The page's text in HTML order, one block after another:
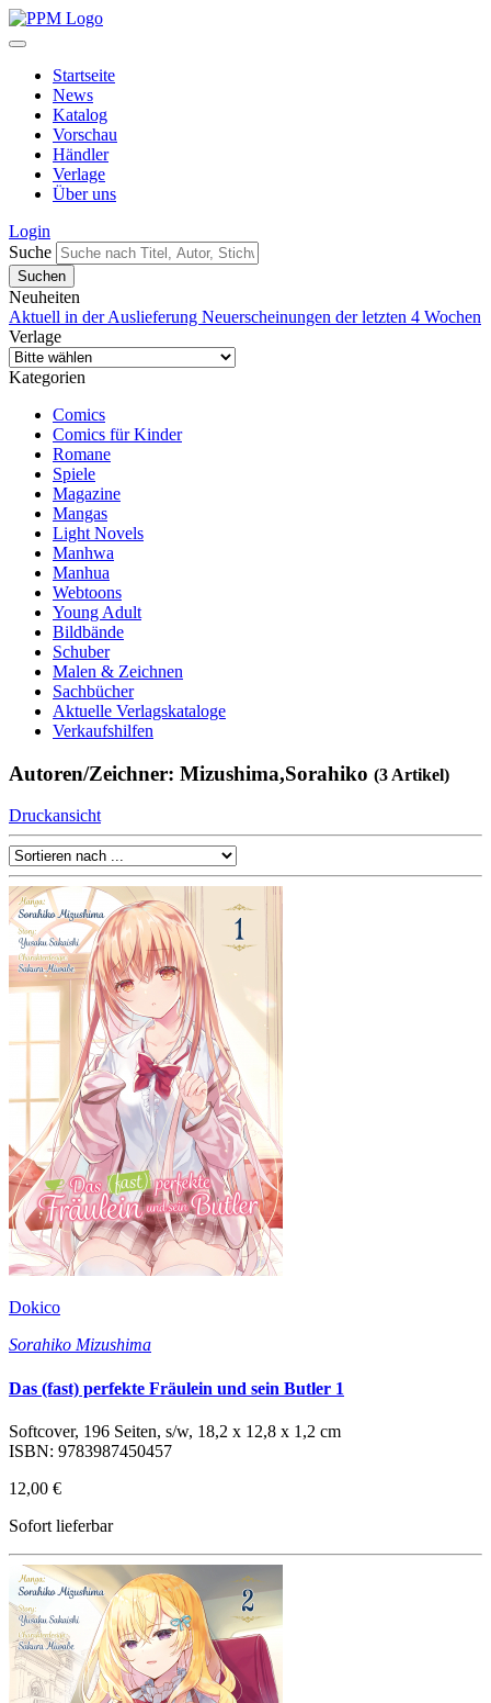
Startseite
News
Katalog
Vorschau
Händler
Verlage
Über uns
Login
Suche
Neuheiten
Aktuell in der Auslieferung Neuerscheinungen der letzten 4 Wochen
Verlage
Kategorien
Comics
Comics für Kinder
Romane
Spiele
Magazine
Mangas
Light Novels
Manhwa
Manhua
Webtoons
Young Adult
Bildbände
Schuber
Malen & Zeichnen
Sachbücher
Aktuelle Verlagskataloge
Verkaufshilfen
Autoren/Zeichner: Mizushima,Sorahiko (3 Artikel)
Druckansicht
Dokico
Sorahiko Mizushima
Das (fast) perfekte Fräulein und sein Butler 1
Softcover, 196 Seiten, s/w, 18,2 x 12,8 x 1,2 cm
ISBN: 9783987450457
12,00 €
Sofort lieferbar